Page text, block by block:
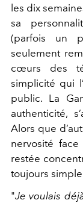
les dix
sa
(parfois un
seulement
cœurs des
simplicité qui
public. La
authenticité,
Alors que
nervosité
restée
toujours
"Je voulais